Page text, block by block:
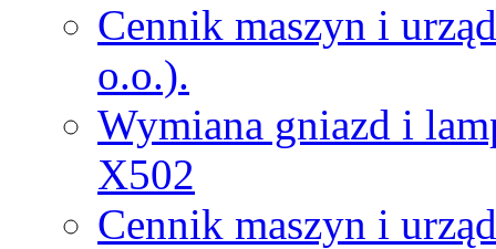
Cennik maszyn i
o.o.).
Wymiana gniazd i
X502
Cennik maszyn i